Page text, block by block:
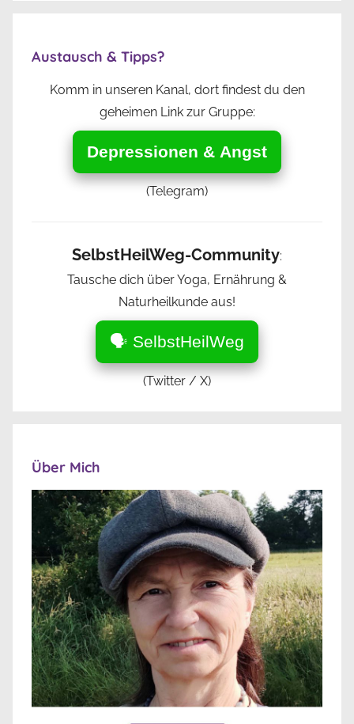
Austausch & Tipps?
Komm in unseren Kanal, dort findest du den
geheimen Link zur Gruppe:
Depressionen & Angst
(Telegram)
SelbstHeilWeg-Community:
Tausche dich über Yoga, Ernährung &
Naturheilkunde aus!
🗣️ SelbstHeilWeg
(Twitter / X)
Über Mich